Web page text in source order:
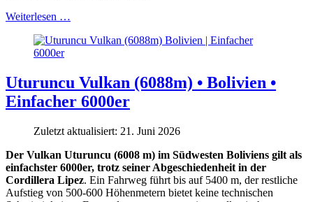
Weiterlesen …
Uturuncu Vulkan (6088m) • Bolivien •
Einfacher 6000er
Zuletzt aktualisiert: 21. Juni 2026
Der Vulkan Uturuncu (6008 m) im Südwesten Boliviens gilt als
einfachster 6000er, trotz seiner Abgeschiedenheit in der
Cordillera Lipez. Ein Fahrweg führt bis auf 5400 m, der restliche
Aufstieg von 500-600 Höhenmetern bietet keine technischen